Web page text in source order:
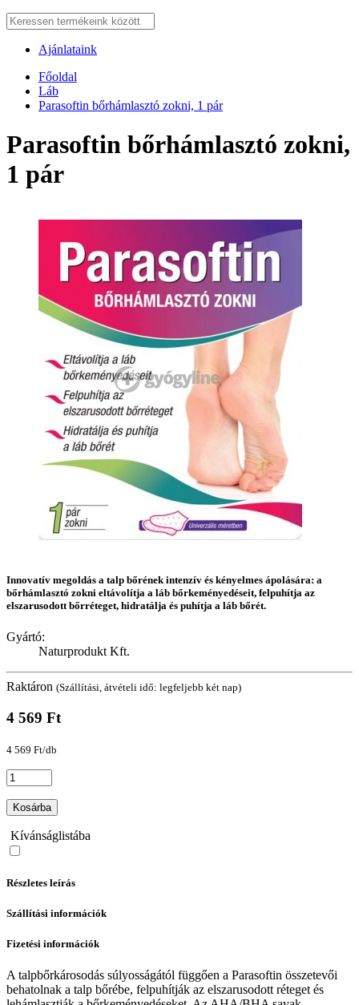
Ajánlataink
Főoldal
Láb
Parasoftin bőrhámlasztó zokni, 1 pár
Parasoftin bőrhámlasztó zokni,
1 pár
Innovatív megoldás a talp bőrének intenzív és kényelmes ápolására: a
bőrhámlasztó zokni eltávolítja a láb bőrkeményedéseit, felpuhítja az
elszarusodott bőrréteget, hidratálja és puhítja a láb bőrét.
Gyártó:
Naturprodukt Kft.
Raktáron (Szállítási, átvételi idő: legfeljebb két nap)
4 569 Ft
4 569 Ft/db
Kosárba
Kívánságlistába
Részletes leírás
Szállítási információk
Fizetési információk
A talpbőrkárosodás súlyosságától függően a Parasoftin összetevői
behatolnak a talp bőrébe, felpuhítják az elszarusodott réteget és